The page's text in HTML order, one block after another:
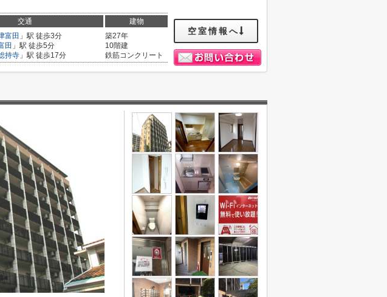
交通 建物
富田 」駅 徒歩3分
田 」駅 徒歩5分
持寺 」駅 徒歩17分
築27年
10階建
鉄筋コンクリート
空室情報へ